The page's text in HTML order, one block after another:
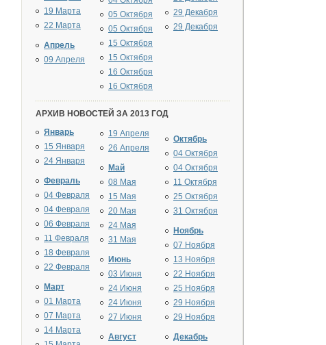
19 Марта
22 Марта
Апрель
09 Апреля
05 Октября
05 Октября
15 Октября
15 Октября
16 Октября
16 Октября
29 Декабря
29 Декабря
АРХИВ НОВОСТЕЙ ЗА 2013 ГОД
Январь
15 Января
24 Января
Февраль
04 Февраля
04 Февраля
06 Февраля
11 Февраля
18 Февраля
22 Февраля
Март
01 Марта
07 Марта
14 Марта
19 Апреля
26 Апреля
Май
08 Мая
15 Мая
20 Мая
24 Мая
31 Мая
Июнь
03 Июня
24 Июня
24 Июня
27 Июня
Август
Октябрь
04 Октября
04 Октября
11 Октября
25 Октября
31 Октября
Ноябрь
07 Ноября
13 Ноября
22 Ноября
25 Ноября
29 Ноября
29 Ноября
Декабрь